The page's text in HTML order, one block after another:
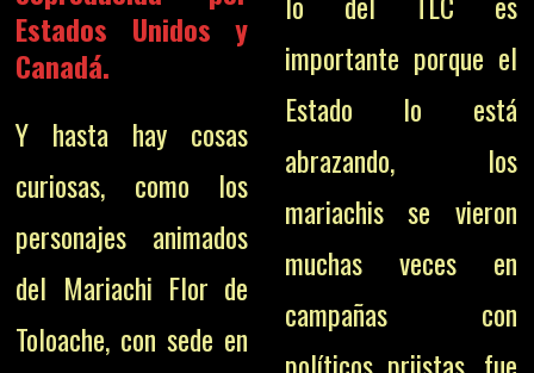
Estados Unidos y
Canadá.
Y hasta hay cosas
curiosas, como los
personajes animados
del Mariachi Flor de
Toloache, con sede en
importante porque el
Estado lo está
abrazando, los
mariachis se vieron
muchas veces en
campañas con